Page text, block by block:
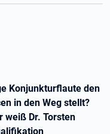
Konjunkturflaute den
in den Weg stellt?
weiß Dr. Torsten